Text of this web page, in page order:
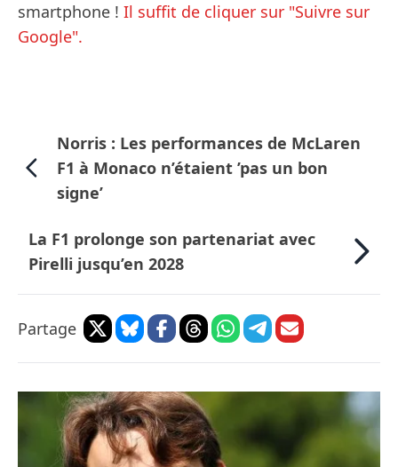
smartphone ! Il suffit de cliquer sur "Suivre sur
Google".
Norris : Les performances de McLaren
F1 à Monaco n’étaient ’pas un bon
signe’
La F1 prolonge son partenariat avec
Pirelli jusqu’en 2028
Partage